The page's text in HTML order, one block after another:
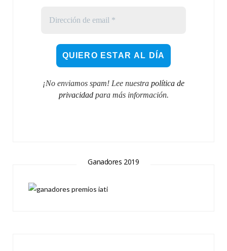
¡No enviamos spam! Lee nuestra política de
privacidadpara más información.
Ganadores 2019